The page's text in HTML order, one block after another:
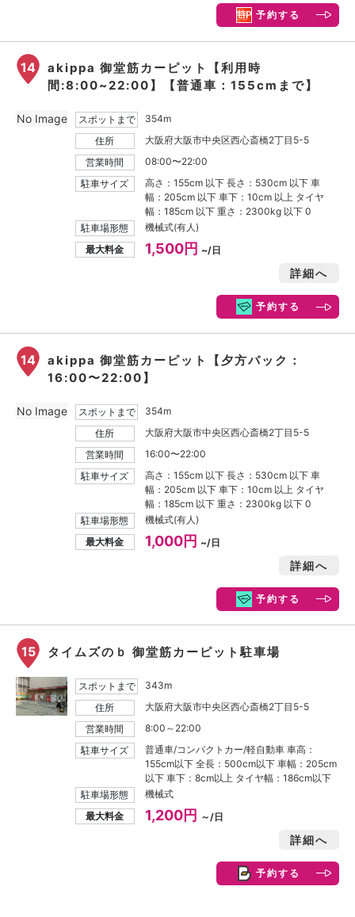
予約する
14
akippa 御堂筋カーピット【利用時
間:8:00~22:00】【普通車：155cmまで】
スポットまで
354m
住所
大阪府大阪市中央区西心斎橋2丁目5-5
営業時間
08:00〜22:00
駐車サイズ
高さ：155cm 以下 長さ：530cm 以下 車
幅：205cm 以下 車下：10cm 以上 タイヤ
幅：185cm 以下 重さ：2300kg 以下 0
駐車場形態
機械式(有人)
最大料金
1,500円 ~/日
詳細へ
予約する
No Image
14
akippa 御堂筋カーピット【夕方パック：
16:00〜22:00】
スポットまで
354m
住所
大阪府大阪市中央区西心斎橋2丁目5-5
営業時間
16:00〜22:00
駐車サイズ
高さ：155cm 以下 長さ：530cm 以下 車
幅：205cm 以下 車下：10cm 以上 タイヤ
幅：185cm 以下 重さ：2300kg 以下 0
駐車場形態
機械式(有人)
最大料金
1,000円 ~/日
詳細へ
予約する
No Image
15 タイムズのｂ 御堂筋カーピット駐車場
スポットまで
343m
住所
大阪府大阪市中央区西心斎橋2丁目5-5
営業時間
8:00～22:00
駐車サイズ
普通車/コンパクトカー/軽自動車 車高：
155cm以下 全長：500cm以下 車幅：205cm
以下 車下：8cm以上 タイヤ幅：186cm以下
駐車場形態
機械式
最大料金
1,200円 ～/日
詳細へ
予約する